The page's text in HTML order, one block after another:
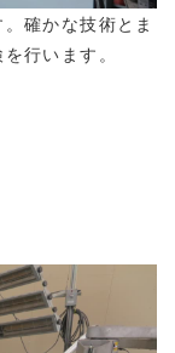
確かな技術とま
行います。